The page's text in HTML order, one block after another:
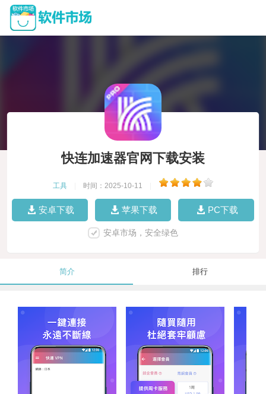
快连加速器官网下载安装
工具 时间：2025-10-11
安卓下载 苹果下载 PC下载
安卓市场，安全绿色
简介 排行